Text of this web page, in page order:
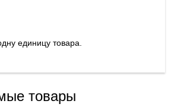
единицу товара.
товары